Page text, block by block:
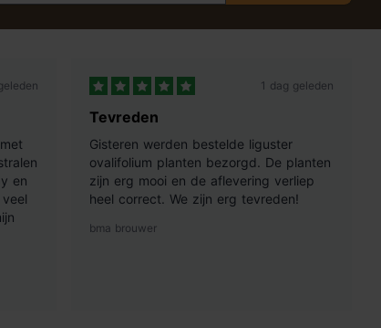
en
1 dag geleden
Tevreden
Gisteren werden bestelde liguster
ovalifolium planten bezorgd. De planten
zijn erg mooi en de aflevering verliep
heel correct. We zijn erg tevreden!
bma brouwer